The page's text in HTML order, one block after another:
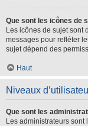
Que sont les icônes de
Les icônes de sujet sont
messages pour refléter
sujet dépend des
Haut
Niveaux
Que sont les
Les administrateurs